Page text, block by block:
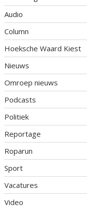
Audio
Column
Hoeksche Waard Kiest
Nieuws
Omroep nieuws
Podcasts
Politiek
Reportage
Roparun
Sport
Vacatures
Video